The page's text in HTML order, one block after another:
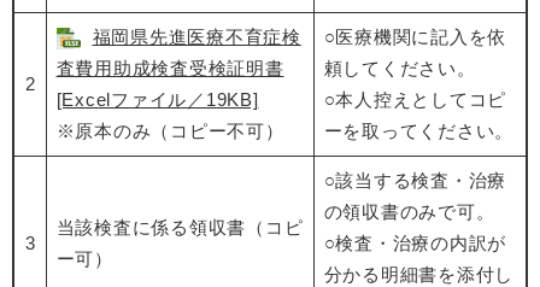
2
福岡県先進医療不育症検
査費用助成検査受検証明書
[Excelファイル／19KB]
​​※原本のみ（コピー不可）
○医療機関に記入を依
頼してください。
○本人控えとしてコピ
ーを取ってください。
3
当該検査に係る領収書（コピ
ー可）
○該当する検査・治療
の領収書のみで可。
○検査・治療の内訳が
分かる明細書を添付し